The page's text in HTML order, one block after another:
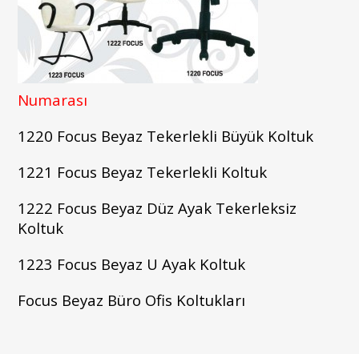
Numarası
1220 Focus Beyaz Tekerlekli Büyük Koltuk
1221 Focus Beyaz Tekerlekli Koltuk
1222 Focus Beyaz Düz Ayak Tekerleksiz
Koltuk
1223 Focus Beyaz U Ayak Koltuk
Focus Beyaz Büro Ofis Koltukları